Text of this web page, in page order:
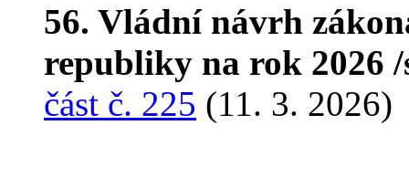
56. Vládní návrh
republiky na rok 2026
část č. 225 (11. 3. 2026)